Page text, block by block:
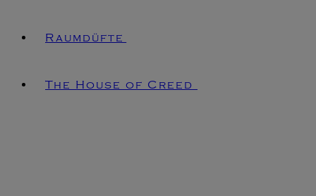
Raumdüfte
The House of Creed